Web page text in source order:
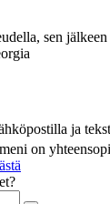
sen
ja
on